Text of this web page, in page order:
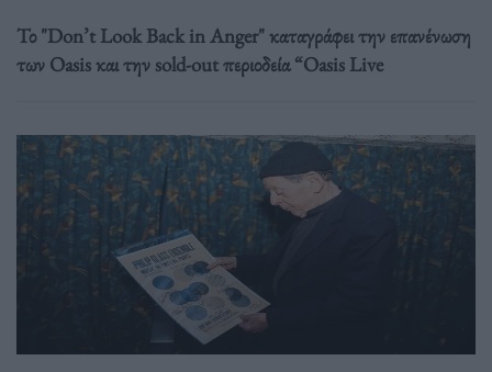
Το "Don’t Look Back in Anger" καταγράφει την επανένωση
των Oasis και την sold-out περιοδεία “Oasis Live